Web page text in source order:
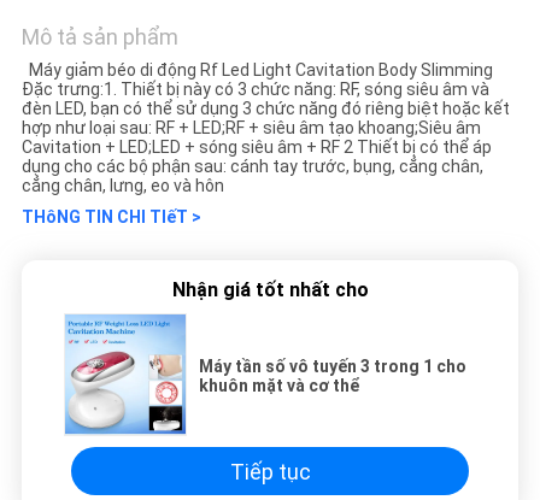
Mô tả sản phẩm
Máy giảm béo di động Rf Led Light Cavitation Body Slimming
Đặc trưng:1. Thiết bị này có 3 chức năng: RF, sóng siêu âm và
đèn LED, bạn có thể sử dụng 3 chức năng đó riêng biệt hoặc kết
hợp như loại sau: RF + LED;RF + siêu âm tạo khoang;Siêu âm
Cavitation + LED;LED + sóng siêu âm + RF 2 Thiết bị có thể áp
dụng cho các bộ phận sau: cánh tay trước, bụng, cẳng chân,
cẳng chân, lưng, eo và hôn
THôNG TIN CHI TIếT >
Nhận giá tốt nhất cho
Máy tần số vô tuyến 3 trong 1 cho
khuôn mặt và cơ thể
Tiếp tục